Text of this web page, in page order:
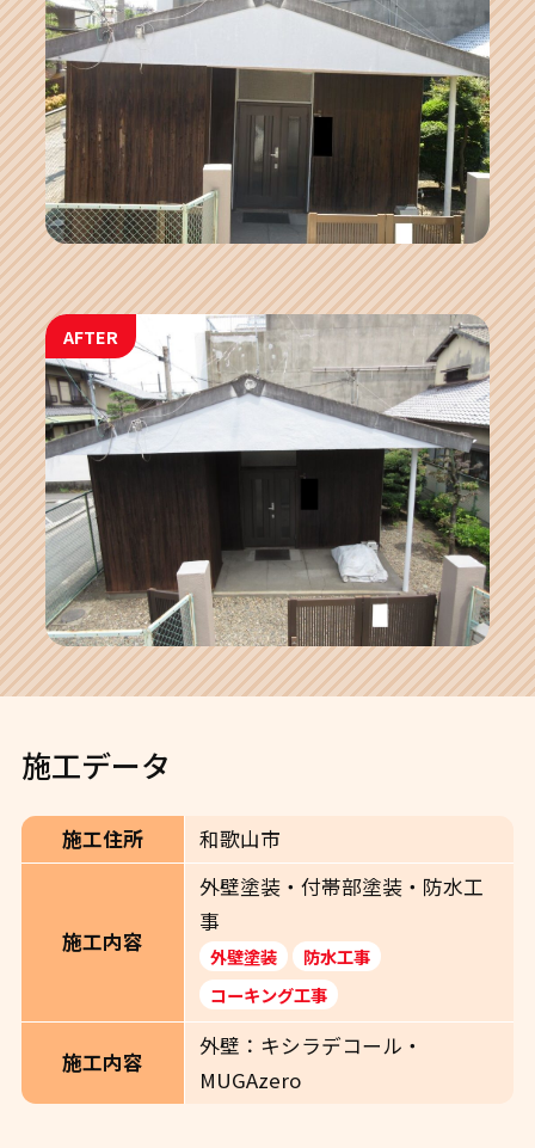
AFTER
施工データ
施工住所 和歌山市
施工内容
外壁塗装・付帯部塗装・防水工
事
外壁塗装
防水工事
コーキング工事
施工内容
外壁：キシラデコール・
MUGAzero